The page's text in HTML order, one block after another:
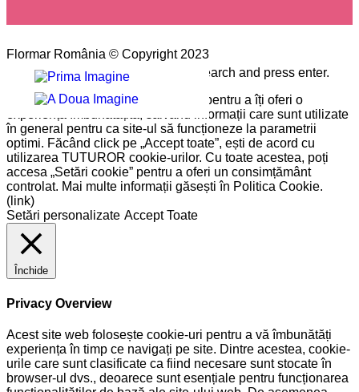
Flormar România © Copyright 2023
Please type the word you want to search and press enter.
Pe site-ul nostru folosim cookie-uri pentru a îți oferi o
experiență îmbunătățită, salvând informații care sunt utilizate
în general pentru ca site-ul să funcționeze la parametrii
optimi. Făcând click pe „Accept toate”, ești de acord cu
utilizarea TUTUROR cookie-urilor. Cu toate acestea, poți
accesa „Setări cookie” pentru a oferi un consimțământ
controlat. Mai multe informații găsești în Politica Cookie.
(link)
Setări personalizate Accept Toate
Închide
Privacy Overview
Acest site web folosește cookie-uri pentru a vă îmbunătăți
experiența în timp ce navigați pe site. Dintre acestea, cookie-
urile care sunt clasificate ca fiind necesare sunt stocate în
browser-ul dvs., deoarece sunt esențiale pentru funcționarea